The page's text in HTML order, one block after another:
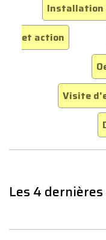
Installation
et action
Visite
Les 4